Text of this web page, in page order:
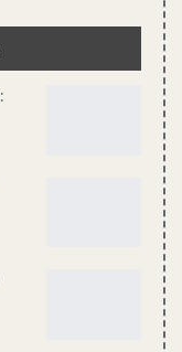
плюсы и минусы